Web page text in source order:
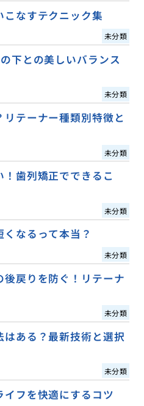
なすテクニック集
未分類
下との美しいバランス
未分類
テーナー種類別特徴と
未分類
歯列矯正でできるこ
未分類
なるって本当？
未分類
戻りを防ぐ！リテーナ
未分類
ある？最新技術と選択
未分類
フを快適にするコツ